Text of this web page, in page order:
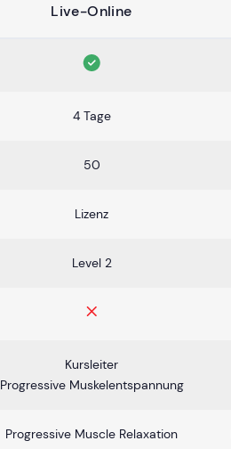
Live-Online
4 Tage
50
Lizenz
Level 2
Kursleiter
Progressive Muskelentspannung
Progressive Muscle Relaxation